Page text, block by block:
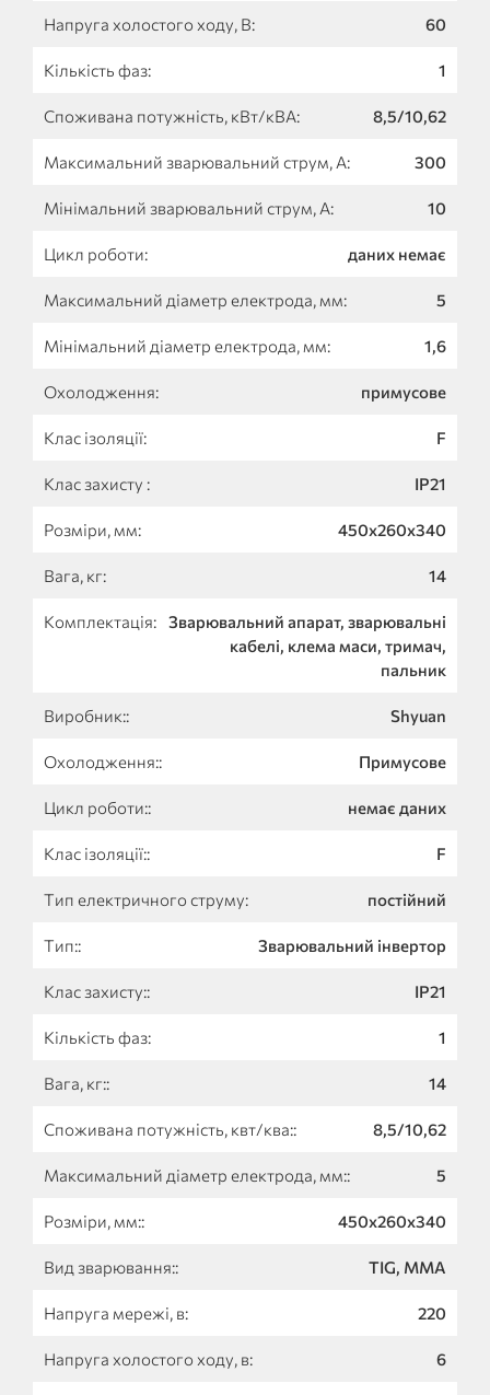
Напруга холостого ходу, В: 60
Кількість фаз: 1
Споживана потужність, кВт/кВА: 8,5/10,62
Максимальний зварювальний струм, А: 300
Мінімальний зварювальний струм, А: 10
Цикл роботи: даних немає
Максимальний діаметр електрода, мм: 5
Мінімальний діаметр електрода, мм: 1,6
Охолодження: примусове
Клас ізоляції: F
Клас захисту : IP21
Розміри, мм: 450х260х340
Вага, кг: 14
Комплектація:
Зварювальний апарат, зварювальні
кабелі, клема маси, тримач,
пальник
Виробник:: Shyuan
Охолодження:: Примусове
Цикл роботи:: немає даних
Клас ізоляції:: F
Тип електричного струму: постійний
Тип:: Зварювальний інвертор
Клас захисту:: IP21
Кількість фаз: 1
Вага, кг:: 14
Споживана потужність, квт/ква:: 8,5/10,62
Максимальний діаметр електрода, мм:: 5
Розміри, мм:: 450х260х340
Вид зварювання:: TIG, MMA
Напруга мережі, в: 220
Напруга холостого ходу, в: 6